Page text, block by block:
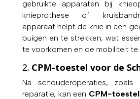
gebruikte apparaten bij
knieprothese of
apparaat helpt de knie in een
buigen en te strekken, wat
te voorkomen en de mobiliteit te
2. CPM-toestel voor de
Na schouderoperaties,
reparatie, kan een CPM-